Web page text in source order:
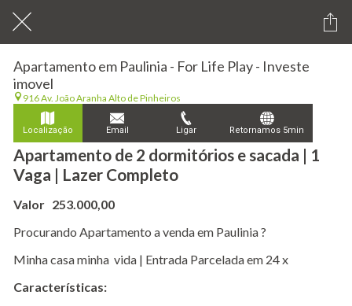
Apartamento em Paulinia - For Life Play - Investe
imovel
916 Av. João Aranha Alto de Pinheiros
Localização Email Ligar Retornamos 5min
Apartamento de 2 dormitórios e sacada | 1
Vaga | Lazer Completo
Valor 253.000,00
Procurando Apartamento a venda em Paulinia ?
Minha casa minha vida | Entrada Parcelada em 24 x
Características: